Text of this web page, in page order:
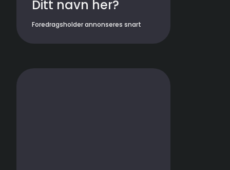
Ditt navn her?
Foredragsholder annonseres snart